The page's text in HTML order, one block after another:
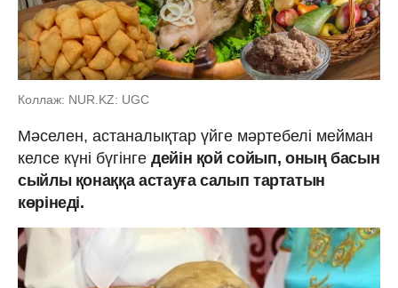
Коллаж: NUR.KZ: UGC
Мәселен, астаналықтар үйге мәртебелі мейман
келсе күні бүгінге дейін қой сойып, оның басын
сыйлы қонаққа астауға салып тартатын
көрінеді.